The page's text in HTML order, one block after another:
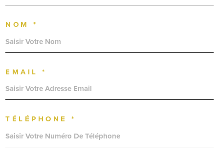
NOM *
EMAIL *
TÉLÉPHONE *